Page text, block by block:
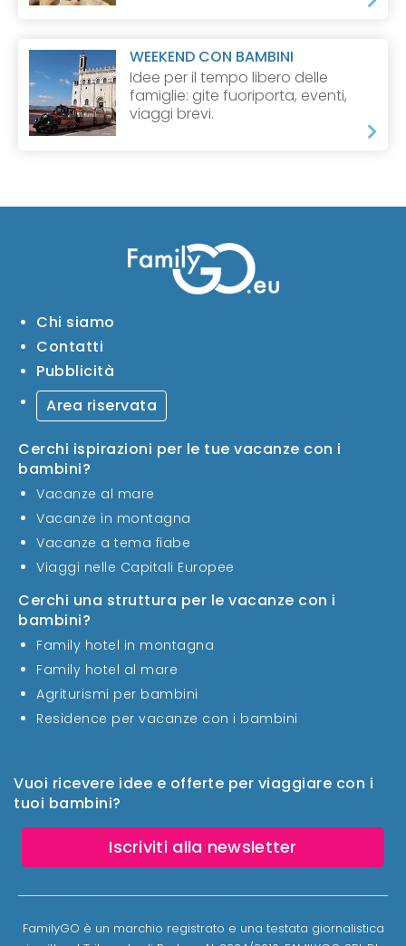
WEEKEND CON BAMBINI
Idee per il tempo libero delle
famiglie: gite fuoriporta, eventi,
viaggi brevi.
Vuoi ricevere idee e offerte per viaggiare con i
tuoi bambini?
Iscriviti alla newsletter
Chi siamo
Contatti
Pubblicità
Area riservata
Cerchi ispirazioni per le tue vacanze con i
bambini?
Vacanze al mare
Vacanze in montagna
Vacanze a tema fiabe
Viaggi nelle Capitali Europee
Cerchi una struttura per le vacanze con i
bambini?
Family hotel in montagna
Family hotel al mare
Agriturismi per bambini
Residence per vacanze con i bambini
FamilyGO è un marchio registrato e una testata giornalistica